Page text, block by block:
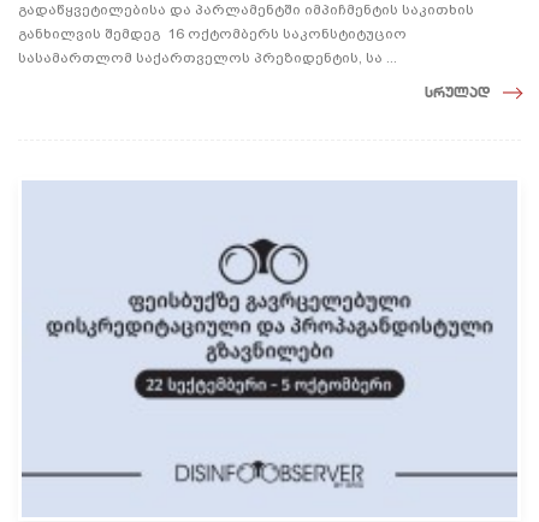
გადაწყვეტილებისა და პარლამენტში იმპიჩმენტის საკითხის
განხილვის შემდეგ 16 ოქტომბერს საკონსტიტუციო
სასამართლომ საქართველოს პრეზიდენტის, სა ...
სრულად